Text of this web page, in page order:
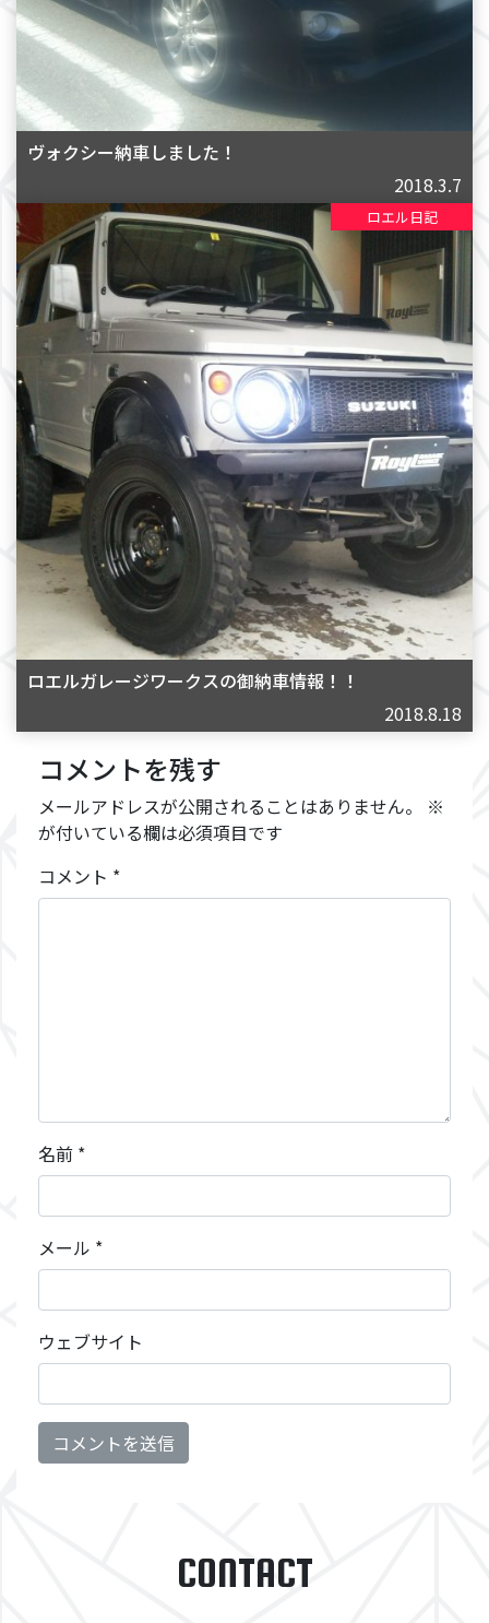
ヴォクシー納車しました！
2018.3.7
ロエル日記
ロエルガレージワークスの御納車情報！！
2018.8.18
コメントを残す
メールアドレスが公開されることはありません。
※
が付いている欄は必須項目です
コメント *
名前 *
メール *
ウェブサイト
CONTACT